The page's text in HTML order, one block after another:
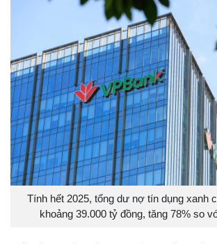
Tính hết 2025, tổng dư nợ tín dụng xanh
khoảng 39.000 tỷ đồng, tăng 78% so